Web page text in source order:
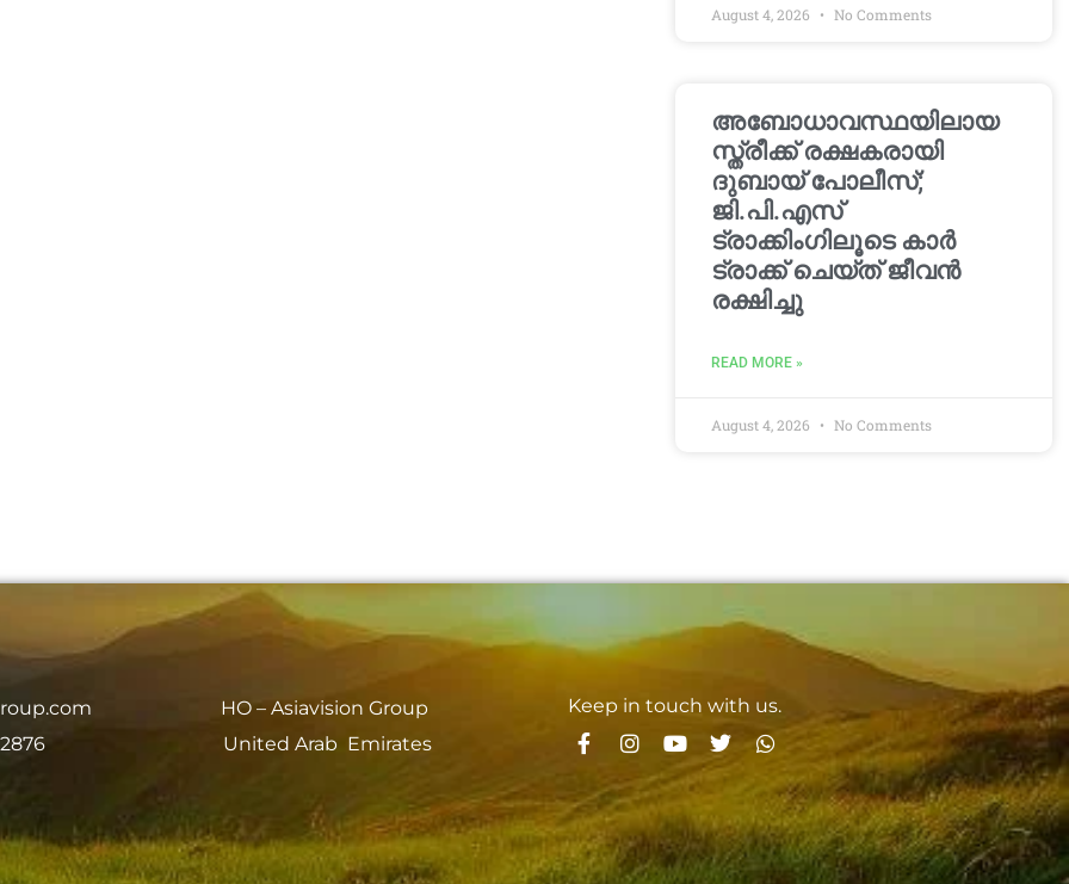
August 4, 2026 No Comments
അബോധാവസ്ഥയിലായ
സ്ത്രീക്ക് രക്ഷകരായി
ദുബായ് പോലീസ്;
ജി.പി.എസ്
ട്രാക്കിംഗിലൂടെ കാർ
ട്രാക്ക് ചെയ്ത് ജീവൻ
രക്ഷിച്ചു
READ MORE »
August 4, 2026 No Comments
HO – Asiavision Group
United Arab Emirates
Keep in touch with us.